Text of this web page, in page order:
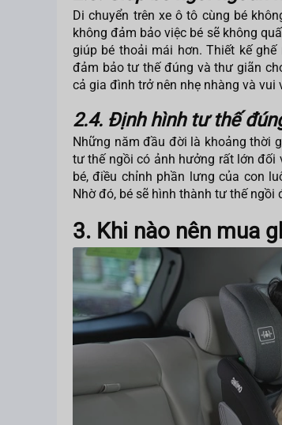
Di chuyển trên xe ô tô cùng bé
không đảm bảo việc bé sẽ không
giúp bé thoải mái hơn. Thiết kế
đảm bảo tư thế đúng và thư giãn
cả gia đình trở nên nhẹ nhàng và vui
2.4. Định hình tư thế
Những năm đầu đời là khoảng thời
tư thế ngồi có ảnh hưởng rất lớn đối
bé, điều chỉnh phần lưng của con
Nhờ đó, bé sẽ hình thành tư thế
3. Khi nào nên mua